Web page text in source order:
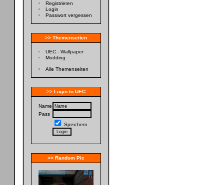
Registrieren
Login
Passwort vergessen
>> Themenseiten
UEC - Wallpaper
Modding
Alle Themenseiten
>> Login to UEC
Name
Pass
Speichern
>> Random Pic